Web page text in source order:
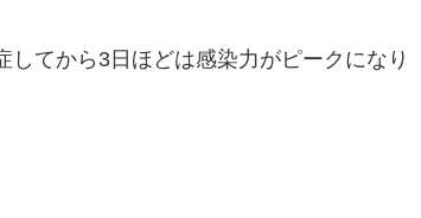
てから3日ほどは感染力がピークになり